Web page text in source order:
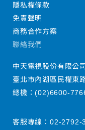
隱私權條款
免責聲明
商務合作方案
聯絡我們
中天電視股份有限公司
臺北市內湖區民權東
總機：(02)6600-
客服專線： 02-2792-